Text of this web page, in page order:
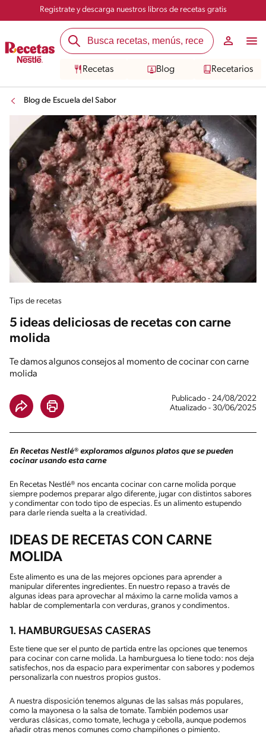
Registrate y descarga nuestros libros de recetas gratis
Recetas Blog Recetarios
Blog de Escuela del Sabor
Tips de recetas
5 ideas deliciosas de recetas con carne
molida
Te damos algunos consejos al momento de cocinar con carne
molida
Publicado - 24/08/2022
Atualizado - 30/06/2025
En Recetas Nestlé® exploramos algunos platos que se pueden
cocinar usando esta carne
En Recetas Nestlé® nos encanta cocinar con carne molida porque
siempre podemos preparar algo diferente, jugar con distintos sabores
y condimentar con todo tipo de especias. Es un alimento estupendo
para darle rienda suelta a la creatividad.
IDEAS DE RECETAS CON CARNE
MOLIDA
Este alimento es una de las mejores opciones para aprender a
manipular diferentes ingredientes. En nuestro repaso a través de
algunas ideas para aprovechar al máximo la carne molida vamos a
hablar de complementarla con verduras, granos y condimentos.
1. HAMBURGUESAS CASERAS
Este tiene que ser el punto de partida entre las opciones que tenemos
para cocinar con carne molida. La hamburguesa lo tiene todo: nos deja
satisfechos, nos da espacio para experimentar con sabores y podemos
personalizarla con nuestros propios gustos.
A nuestra disposición tenemos algunas de las salsas más populares,
como la mayonesa o la salsa de tomate. También podemos usar
verduras clásicas, como tomate, lechuga y cebolla, aunque podemos
añadir otras menos comunes como champiñones o pimiento.